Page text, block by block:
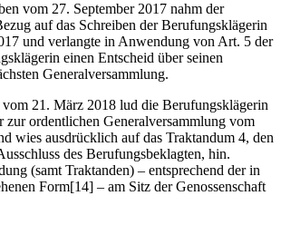
vom 27. September 2017 nahm der
auf das Schreiben der Berufungsklägerin
und verlangte in Anwendung von Art. 5 der
einen Entscheid über seinen
Generalversammlung.
21. März 2018 lud die Berufungsklägerin
zur ordentlichen Generalversammlung vom
wies ausdrücklich auf das Traktandum 4, den
des Berufungsbeklagten, hin.
(samt Traktanden) – entsprechend der in
Form[14] – am Sitz der Genossenschaft